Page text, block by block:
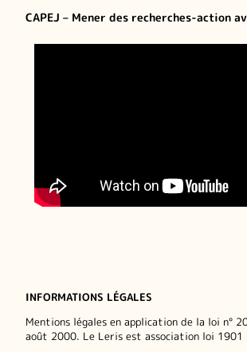
CAPEJ – Mener des recherches-action
INFORMATIONS LÉGALES
Mentions légales en application de la loi n°
août 2000. Le Leris est association loi 1901